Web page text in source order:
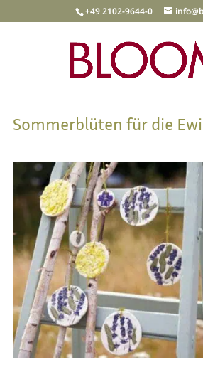
+49 2102-9644-0
Sommerblüten für die